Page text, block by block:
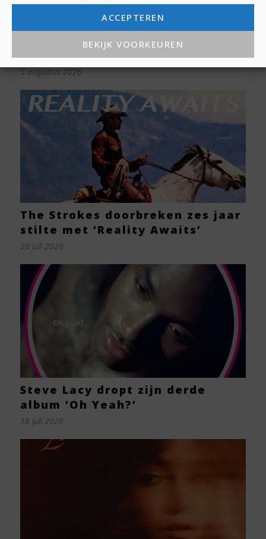
ACCEPTEREN
BEKIJK VOORKEUREN
Mari Froes toont haar ware zelf
op ‘Esquina Do Sol’
5 augustus 2026
The Strokes doorbreken zes jaar
stilte met ‘Reality Awaits’
28 juli 2026
Steve Lacy dropt zijn derde
album ‘Oh Yeah?’
18 juli 2026